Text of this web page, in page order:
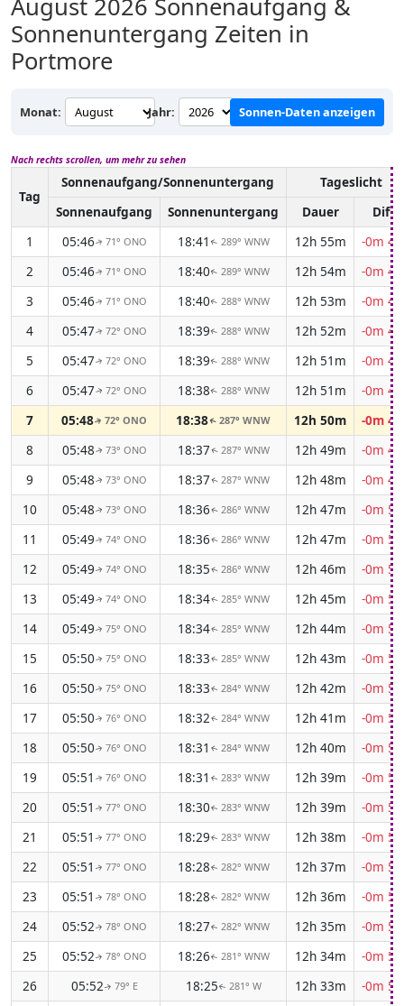
August 2026 Sonnenaufgang &
Sonnenuntergang Zeiten in
Portmore
Monat: Jahr: Sonnen-Daten anzeigen
Nach rechts scrollen, um mehr zu sehen
Tag
Sonnenaufgang/Sonnenuntergang
Tageslicht
Sonnenaufgang
Sonnenuntergang Dauer
Diff.
1
05:46↑ 71° ONO 18:41 ↑ 289° WNW 12h 55m
-0m
2
05:46↑ 71° ONO 18:40↑ 289° WNW 12h 54m
-0m
3
05:46↑ 71° ONO 18:40↑ 288° WNW 12h 53m
-0m
4
05:47↑ 72° ONO 18:39↑ 288° WNW 12h 52m
-0m
5
05:47↑ 72° ONO 18:39↑ 288° WNW 12h 51m
-0m
6
05:47↑ 72° ONO 18:38↑ 288° WNW 12h 51m
-0m
7
05:48↑72° ONO 18:38↑287° WNW 12h 50m
-0m
8
05:48↑ 73° ONO 18:37↑ 287° WNW 12h 49m
-0m
9
05:48↑ 73° ONO 18:37↑ 287° WNW 12h 48m
-0m
10
05:48↑ 73° ONO 18:36↑ 286° WNW 12h 47m
-0m
11
05:49↑ 74° ONO 18:36↑ 286° WNW 12h 47m
-0m
12
05:49↑ 74° ONO 18:35↑ 286° WNW 12h 46m
-0m
13
05:49↑ 74° ONO 18:34↑ 285° WNW 12h 45m
-0m
14
05:49↑ 75° ONO 18:34↑ 285° WNW 12h 44m
-0m
15
05:50↑ 75° ONO 18:33↑ 285° WNW 12h 43m
-0m
16
05:50↑ 75° ONO 18:33↑ 284° WNW 12h 42m
-0m
17
05:50↑ 76° ONO 18:32↑ 284° WNW 12h 41m
-0m
18
05:50↑ 76° ONO 18:31 ↑ 284° WNW 12h 40m
-0m
19
05:51 ↑ 76° ONO 18:31 ↑ 283° WNW 12h 39m
-0m
20
05:51 ↑ 77° ONO 18:30↑ 283° WNW 12h 39m
-0m
21
05:51 ↑ 77° ONO 18:29↑ 283° WNW 12h 38m
-0m
22
05:51 ↑ 77° ONO 18:28↑ 282° WNW 12h 37m
-0m
23
05:51 ↑ 78° ONO 18:28↑ 282° WNW 12h 36m
-0m
24
05:52↑ 78° ONO 18:27↑ 282° WNW 12h 35m
-0m
25
05:52↑ 78° ONO 18:26↑ 281° WNW 12h 34m
-0m
26
05:52↑ 79° E 18:25↑ 281° W 12h 33m
-0m